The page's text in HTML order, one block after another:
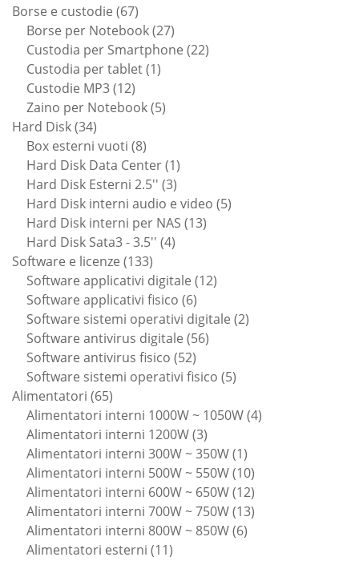
Borse e custodie 6767
prodotti
Borse per Notebook 2727
prodotti
Custodia per Smartphone 2222
Custodia per tablet 11
Custodie MP3 1212
prodotti
Zaino per Notebook 55
Hard Disk 3434
prodotti
Box esterni vuoti 88
prodotti
Hard Disk Data Center 11
prodotto
Hard Disk Esterni 2.5'' 33
prodotti
Hard Disk interni audio e video 55
Hard Disk interni per NAS 1313
Hard Disk Sata3 - 3.5'' 44
Software e licenze 133133
prodotti
Software applicativi digitale 1212
Software applicativi fisico 66
prodotti
Software sistemi operativi digitale 22
Software antivirus digitale 5656
Software antivirus fisico 5252
prodotti
Software sistemi operativi fisico 55
Alimentatori 6565
prodotti
Alimentatori interni 1000W ~ 1050W 44
Alimentatori interni 1200W 33
prodotti
Alimentatori interni 300W ~ 350W 11
prodotto
Alimentatori interni 500W ~ 550W 1010
prodotti
Alimentatori interni 600W ~ 650W 1212
prodotti
Alimentatori interni 700W ~ 750W 1313
Alimentatori interni 800W ~ 850W 66
Alimentatori esterni 1111